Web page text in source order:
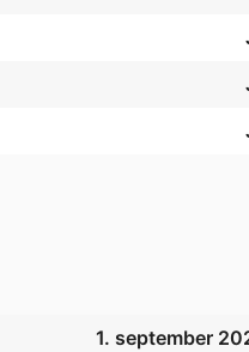
1. september